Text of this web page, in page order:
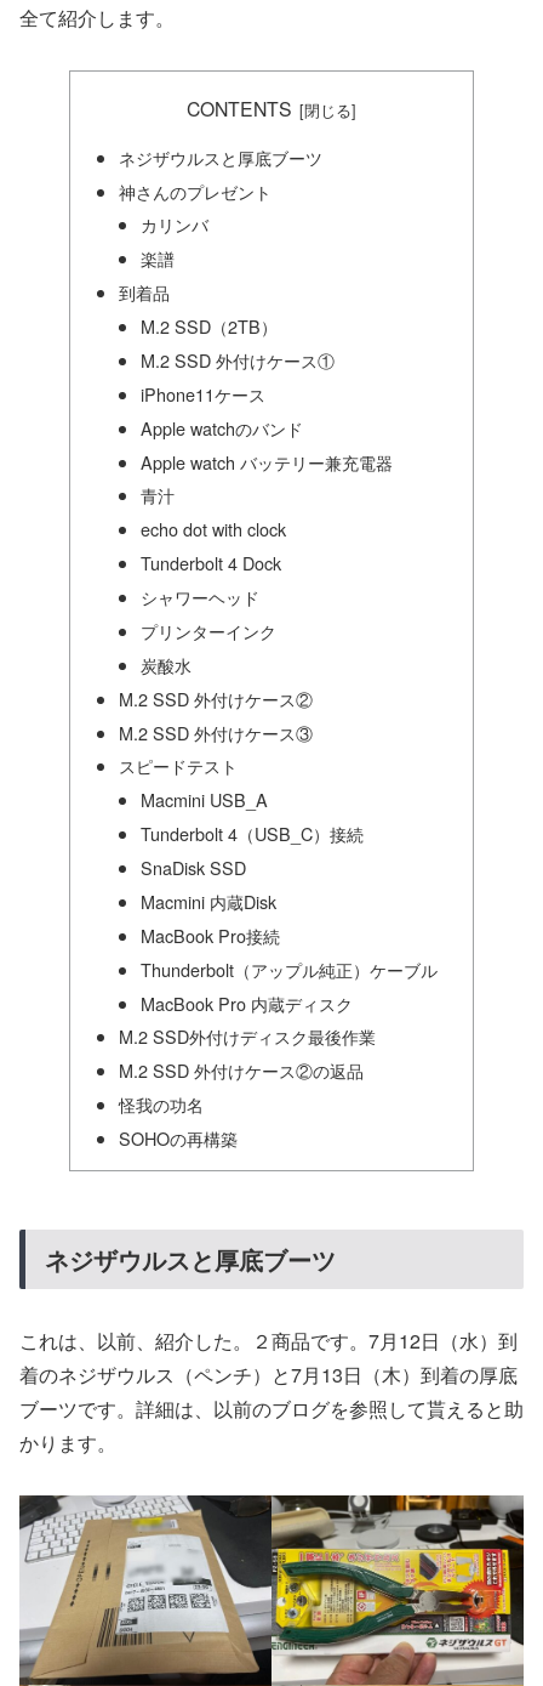
全て紹介します。
CONTENTS
ネジザウルスと厚底ブーツ
神さんのプレゼント
カリンバ
楽譜
到着品
M.2 SSD（2TB）
M.2 SSD 外付けケース①
iPhone11ケース
Apple watchのバンド
Apple watch バッテリー兼充電器
青汁
echo dot with clock
Tunderbolt 4 Dock
シャワーヘッド
プリンターインク
炭酸水
M.2 SSD 外付けケース②
M.2 SSD 外付けケース③
スピードテスト
Macmini USB_A
Tunderbolt 4（USB_C）接続
SnaDisk SSD
Macmini 内蔵Disk
MacBook Pro接続
Thunderbolt（アップル純正）ケーブル
MacBook Pro 内蔵ディスク
M.2 SSD外付けディスク最後作業
M.2 SSD 外付けケース②の返品
怪我の功名
SOHOの再構築
ネジザウルスと厚底ブーツ
これは、以前、紹介した。２商品です。7月12日（水）到
着のネジザウルス（ペンチ）と7月13日（木）到着の厚底
ブーツです。詳細は、以前のブログを参照して貰えると助
かります。